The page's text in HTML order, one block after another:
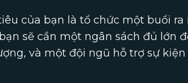
của bạn là tổ chức một buổi
sẽ cần một ngân sách đủ lớn
và một đội ngũ hỗ trợ sự